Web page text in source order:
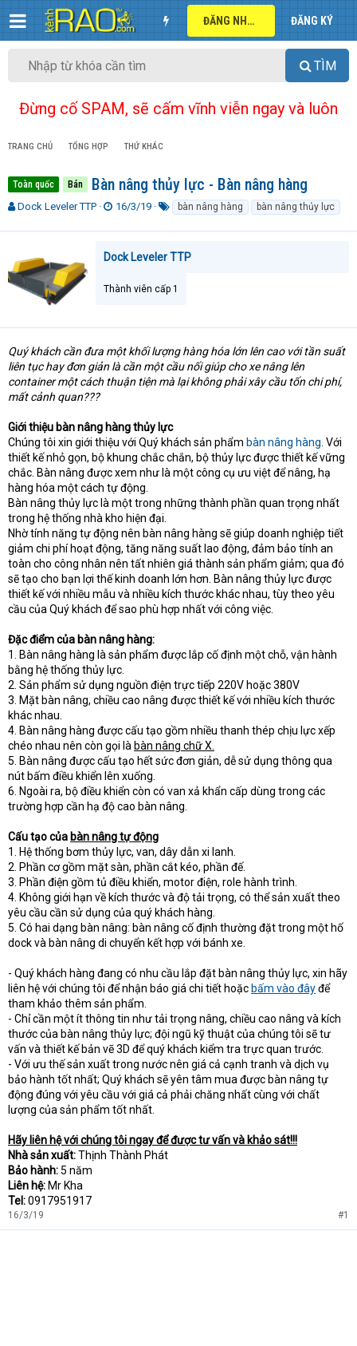
ĐĂNG NHẬP ĐĂNG KÝ
TÌM
Đừng cố SPAM, sẽ cấm vĩnh viễn ngay và luôn
TRANG CHỦ TỔNG HỢP THỨ KHÁC
Toàn quốc Bán Bàn nâng thủy lực - Bàn nâng hàng
T
r
a
d
s
t
e
r
Dock Leveler TTP
N
à
g
i
16/3/19
k
h
ó
bàn nâng hàng bàn nâng thủy lực
Dock Leveler TTP
Thành viên cấp 1
Quý khách cần đưa một khối lượng hàng hóa lớn lên cao với tần suất
liên tục hay đơn giản là cần một cầu nối giúp cho xe nâng lên
container một cách thuận tiện mà lại không phải xây cầu tốn chi phí,
mất cảnh quan???
Giới thiệu bàn nâng hàng thủy lực
Chúng tôi xin giới thiệu với Quý khách sản phẩm bàn nâng hàng. Với
thiết kế nhỏ gọn, bộ khung chắc chắn, bộ thủy lực được thiết kế vững
chắc. Bàn nâng được xem như là một công cụ ưu việt để nâng, hạ
hàng hóa một cách tự động.
Bàn nâng thủy lực là một trong những thành phần quan trọng nhất
trong hệ thống nhà kho hiện đại.
Nhờ tính năng tự động nên bàn nâng hàng sẽ giúp doanh nghiệp tiết
giảm chi phí hoạt động, tăng năng suất lao động, đảm bảo tính an
toàn cho công nhân nên tất nhiên giá thành sản phẩm giảm; qua đó
sẽ tạo cho bạn lợi thế kinh doanh lớn hơn. Bàn nâng thủy lực được
thiết kế với nhiều mẫu và nhiều kích thước khác nhau, tùy theo yêu
cầu của Quý khách để sao phù hợp nhất với công việc.
Đặc điểm của bàn nâng hàng:
1. Bàn nâng hàng là sản phẩm được lắp cố định một chỗ, vận hành
bằng hệ thống thủy lực.
2. Sản phẩm sử dụng nguồn điện trực tiếp 220V hoặc 380V
3. Mặt bàn nâng, chiều cao nâng được thiết kế với nhiều kích thước
khác nhau.
4. Bàn nâng hàng được cấu tạo gồm nhiều thanh thép chịu lực xếp
chéo nhau nên còn gọi là bàn nâng chữ X.
5. Bàn nâng được cấu tạo hết sức đơn giản, dễ sử dụng thông qua
nút bấm điều khiển lên xuống.
6. Ngoài ra, bộ điều khiển còn có van xả khẩn cấp dùng trong các
trường hợp cần hạ độ cao bàn nâng.
Cấu tạo của bàn nâng tự động
1. Hệ thống bơm thủy lực, van, dây dẫn xi lanh.
2. Phần cơ gồm mặt sàn, phần cắt kéo, phần đế.
3. Phần điện gồm tủ điều khiển, motor điện, role hành trình.
4. Không giới hạn về kích thước và độ tải trọng, có thể sản xuất theo
yêu cầu cần sử dụng của quý khách hàng.
5. Có hai dạng bàn nâng: bàn nâng cố định thường đặt trong một hố
dock và bàn nâng di chuyển kết hợp với bánh xe.
- Quý khách hàng đang có nhu cầu lắp đặt bàn nâng thủy lực, xin hãy
liên hệ với chúng tôi để nhận báo giá chi tiết hoặc bấm vào đâyđể
tham khảo thêm sản phẩm.
- Chỉ cần một ít thông tin như tải trọng nâng, chiều cao nâng và kích
thước của bàn nâng thủy lực; đội ngũ kỹ thuật của chúng tôi sẽ tư
vấn và thiết kế bản vẽ 3D để quý khách kiểm tra trực quan trước.
- Với ưu thế sản xuất trong nước nên giá cả cạnh tranh và dịch vụ
bảo hành tốt nhất; Quý khách sẽ yên tâm mua được bàn nâng tự
động đúng với yêu cầu với giá cả phải chăng nhất cùng với chất
lượng của sản phẩm tốt nhất.
Hãy liên hệ với chúng tôi ngay để được tư vấn và khảo sát!!!
Nhà sản xuất:Thịnh Thành Phát
Bảo hành:5 năm
Liên hệ: Mr Kha
Tel:0917951917
16/3/19 #1